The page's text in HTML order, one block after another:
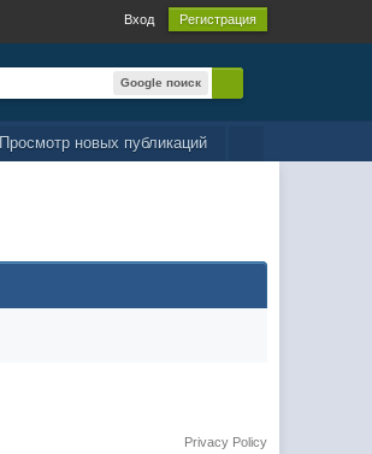
Вход Регистрация
Google поиск
Просмотр новых публикаций
Privacy Policy